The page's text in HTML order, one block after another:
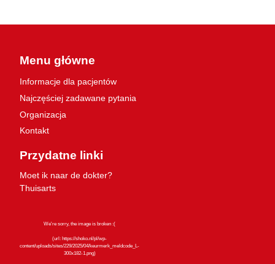
Menu główne
Informacje dla pacjentów
Najczęściej zadawane pytania
Organizacja
Kontakt
Przydatne linki
Moet ik naar de dokter?
Thuisarts